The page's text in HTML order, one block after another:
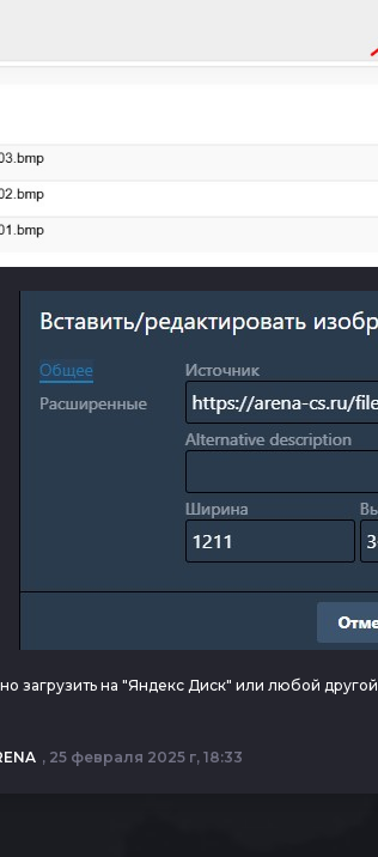
загрузить на "Яндекс Диск" или любой другой
, 25 февраля 2025 г, 18:33